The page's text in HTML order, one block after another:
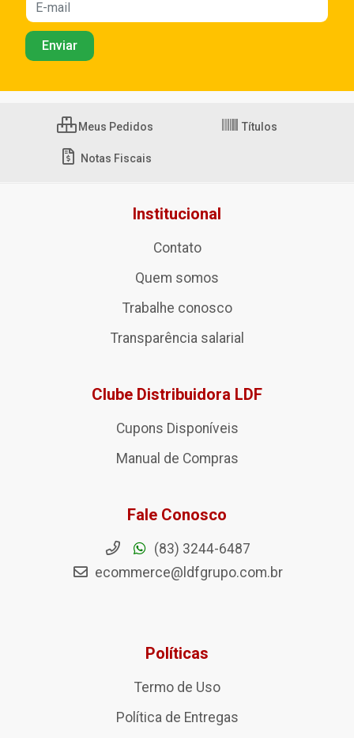
Meus Pedidos Títulos
Notas Fiscais
Institucional
Contato
Quem somos
Trabalhe conosco
Transparência salarial
Clube Distribuidora LDF
Cupons Disponíveis
Manual de Compras
Fale Conosco
(83) 3244-6487
ecommerce@ldfgrupo.com.br
Políticas
Termo de Uso
Política de Entregas